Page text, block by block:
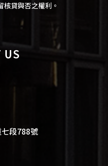
貸與否之權利。
US
段788號